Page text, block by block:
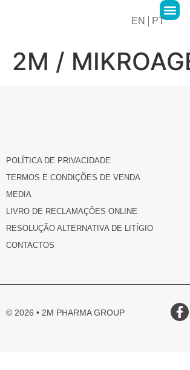
EN PT
2M /
POLÍTICA DE PRIVACIDADE
TERMOS E CONDIÇÕES DE VENDA
MEDIA
LIVRO DE RECLAMAÇÕES ONLINE
RESOLUÇÃO ALTERNATIVA DE LITÍGIO
CONTACTOS
© 2026 • 2M PHARMA GROUP